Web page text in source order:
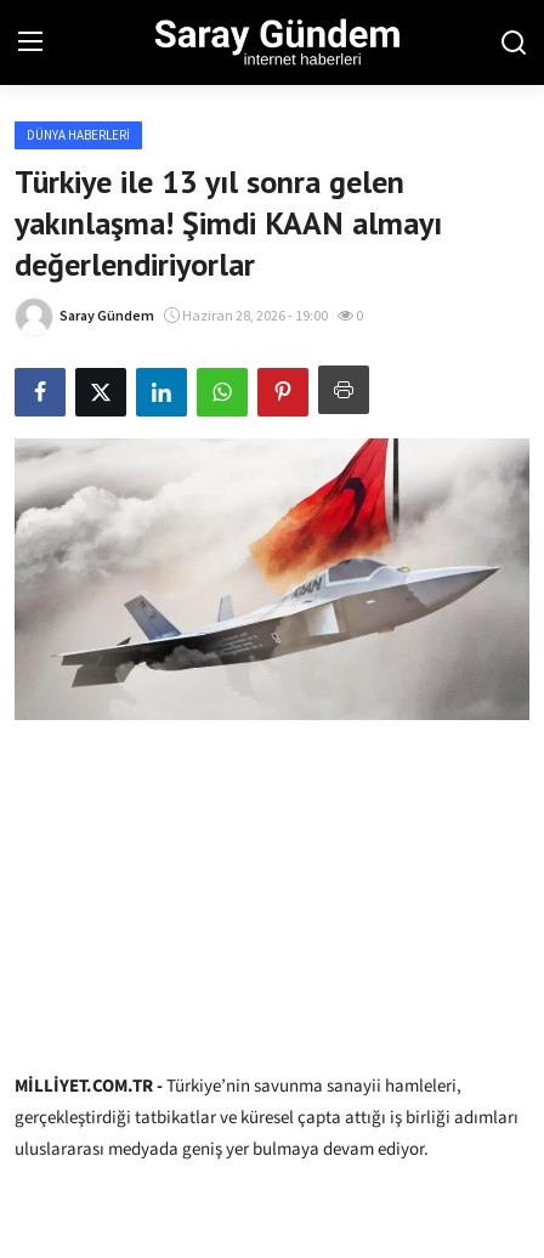
Ana Sayfa
Bölgesel
Son Dakika
Spor Haberleri
Teknoloji Haberleri
Magazin Haberleri
Dünya Haberleri
DÜNYA HABERLERI
Türkiye ile 13 yıl sonra gelen
yakınlaşma! Şimdi KAAN almayı
değerlendiriyorlar
Saray Gündem Haziran 28, 2026 - 19:00 0
MİLLİYET.COM.TR -Türkiye’nin savunma sanayii hamleleri,
gerçekleştirdiği tatbikatlar ve küresel çapta attığı iş birliği adımları
uluslararası medyada geniş yer bulmaya devam ediyor.